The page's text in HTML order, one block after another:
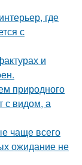
где
с
и
природного
с видом, а
чаще всего
ожидание не